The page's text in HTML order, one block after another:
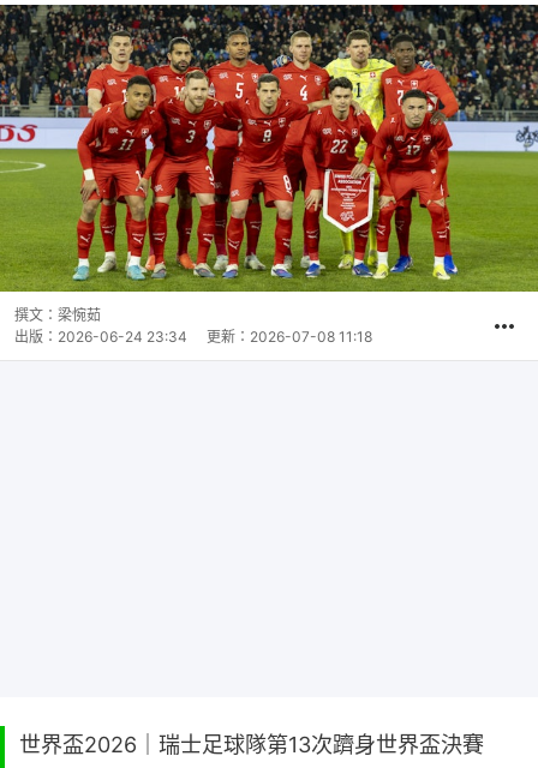
撰文： 梁惋茹
出版： 2026-06-24 23:34 更新： 2026-07-08 11:18
世界盃2026｜瑞士足球隊第13次躋身世界盃決賽